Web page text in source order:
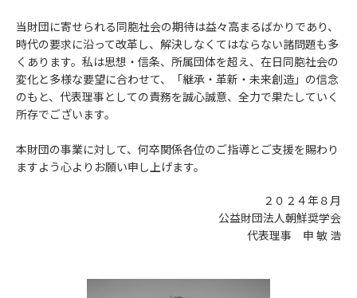
当財団に寄せられる同胞社会の期待は益々高まるばかりであり、
時代の要求に沿って改革し、解決しなくてはならない諸問題も多
くあります。私は思想・信条、所属団体を超え、在日同胞社会の
変化と多様な要望に合わせて、「継承・革新・未来創造」の信念
のもと、代表理事としての責務を誠心誠意、全力で果たしていく
所存でございます。
本財団の事業に対して、何卒関係各位のご指導とご支援を賜わり
ますよう心よりお願い申し上げます。
２０２４年８月
公益財団法人朝鮮奨学会
代表理事 申 敏 浩